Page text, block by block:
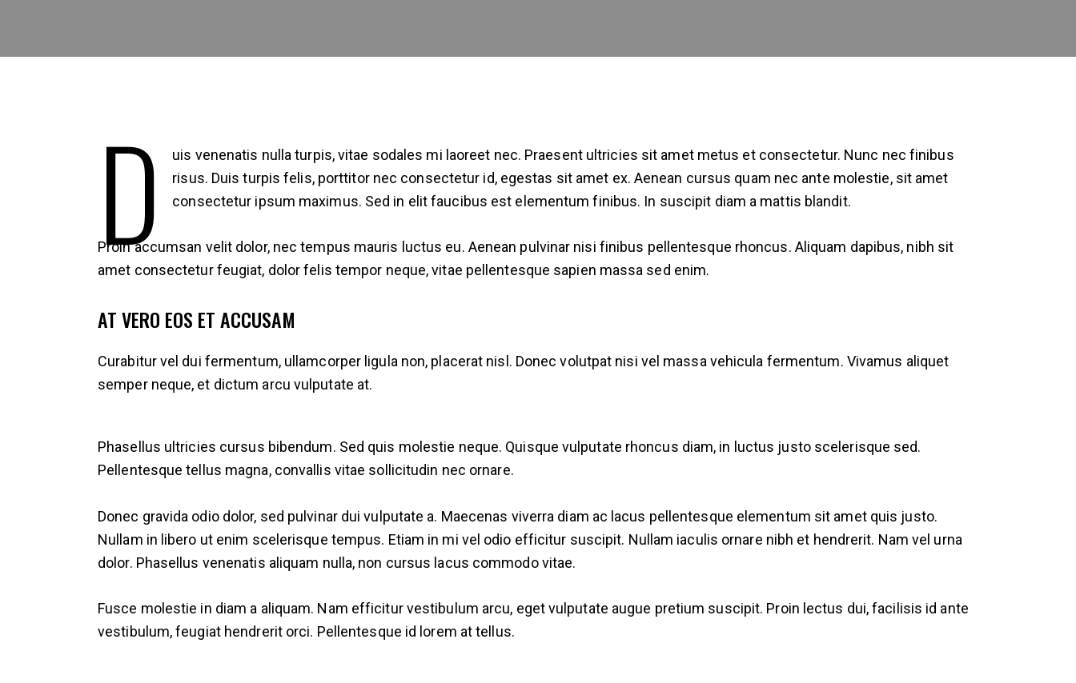
D
uis venenatis nulla turpis, vitae sodales mi laoreet nec. Praesent ultricies sit amet metus et consectetur. Nunc nec finibus
risus. Duis turpis felis, porttitor nec consectetur id, egestas sit amet ex. Aenean cursus quam nec ante molestie, sit amet
consectetur ipsum maximus. Sed in elit faucibus est elementum finibus. In suscipit diam a mattis blandit.
Proin accumsan velit dolor, nec tempus mauris luctus eu. Aenean pulvinar nisi finibus pellentesque rhoncus. Aliquam dapibus, nibh sit
amet consectetur feugiat, dolor felis tempor neque, vitae pellentesque sapien massa sed enim.
AT VERO EOS ET ACCUSAM
Curabitur vel dui fermentum, ullamcorper ligula non, placerat nisl. Donec volutpat nisi vel massa vehicula fermentum. Vivamus aliquet
semper neque, et dictum arcu vulputate at.
Phasellus ultricies cursus bibendum. Sed quis molestie neque. Quisque vulputate rhoncus diam, in luctus justo scelerisque sed.
Pellentesque tellus magna, convallis vitae sollicitudin nec ornare.
Donec gravida odio dolor, sed pulvinar dui vulputate a. Maecenas viverra diam ac lacus pellentesque elementum sit amet quis justo.
Nullam in libero ut enim scelerisque tempus. Etiam in mi vel odio efficitur suscipit. Nullam iaculis ornare nibh et hendrerit. Nam vel urna
dolor. Phasellus venenatis aliquam nulla, non cursus lacus commodo vitae.
Fusce molestie in diam a aliquam. Nam efficitur vestibulum arcu, eget vulputate augue pretium suscipit. Proin lectus dui, facilisis id ante
vestibulum, feugiat hendrerit orci. Pellentesque id lorem at tellus.